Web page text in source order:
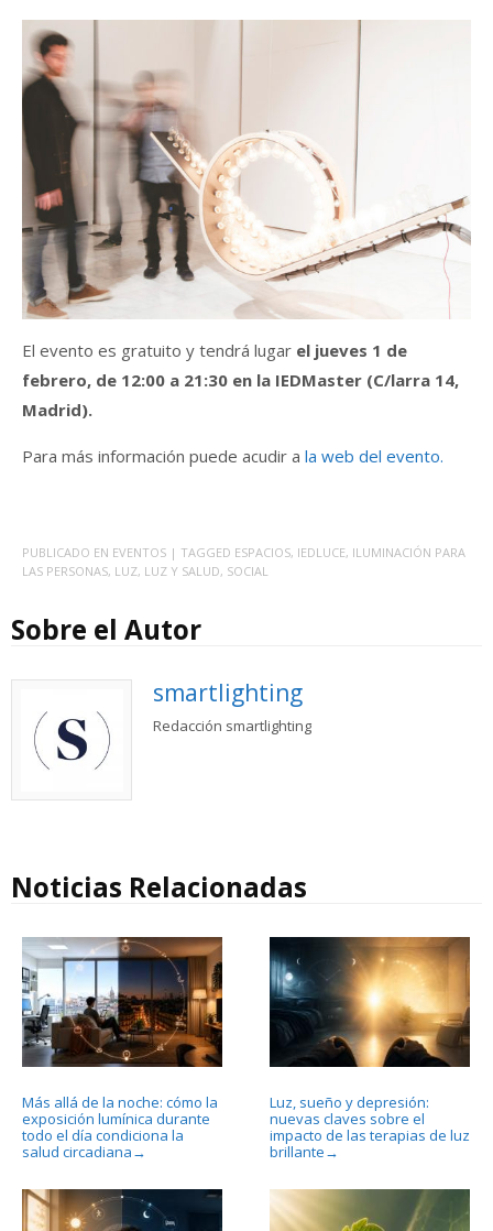
El evento es gratuito y tendrá lugar el jueves 1 de
febrero, de 12:00 a 21:30 en la IEDMaster (C/larra 14,
Madrid).
Para más información puede acudir a la web del evento.
PUBLICADO EN EVENTOS | TAGGED ESPACIOS, IEDLUCE, ILUMINACIÓN PARA
LAS PERSONAS, LUZ, LUZ Y SALUD, SOCIAL
Sobre el Autor
smartlighting
Redacción smartlighting
Noticias Relacionadas
Más allá de la noche: cómo la
exposición lumínica durante
todo el día condiciona la
salud circadiana →
Luz, sueño y depresión:
nuevas claves sobre el
impacto de las terapias de luz
brillante →